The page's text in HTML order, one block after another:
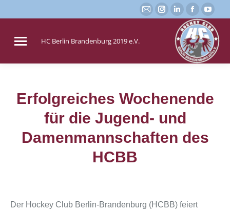
E-
in
Instagram
page
opens
new
Linkedin
page
opens
in
new
page
opens
in
new
in
new
HC Berlin Brandenburg 2019 e.V.
Erfolgreiches Wochenende
für die Jugend- und
Damenmannschaften des
HCBB
Sie befinden sich hier:
Der Hockey Club Berlin-Brandenburg (HCBB) feiert